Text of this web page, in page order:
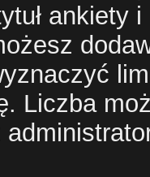
ankiety
Liczba